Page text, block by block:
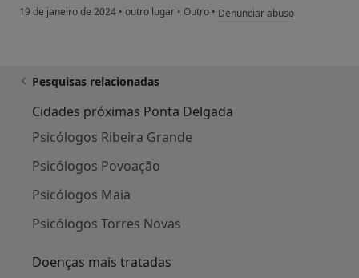
19 de janeiro de 2024 • outro lugar • Outro • na opinião do utilizador
Denunciar abuso
Pesquisas relacionadas
Cidades próximas Ponta Delgada
Psicólogos Ribeira Grande
Psicólogos Povoação
Psicólogos Maia
Psicólogos Torres Novas
Doenças mais tratadas